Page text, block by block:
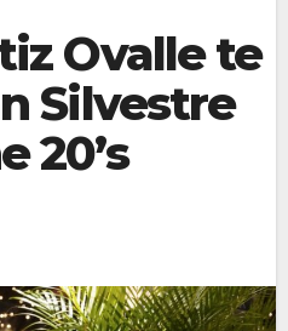
Ovalle te
Silvestre
20’s